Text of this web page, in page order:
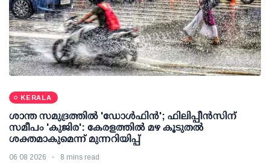
KERALA
ശാന്ത സമുദ്രത്തില്‍ 'ഡോള്‍ഫിന്‍'; ഫിലിപ്പീന്‍സിന്
സമീപം 'കുജിര': കേരളത്തില്‍ മഴ കൂടുതല്‍
ശക്തമാകുമെന്ന് മുന്നറിയിപ്പ്
06 08 2026 8 mins read